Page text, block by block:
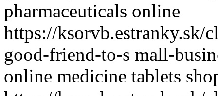
pharmaceuticals online
https://ksorvb.estranky.sk/
good-friend-to-s mall-
online medicine tablets